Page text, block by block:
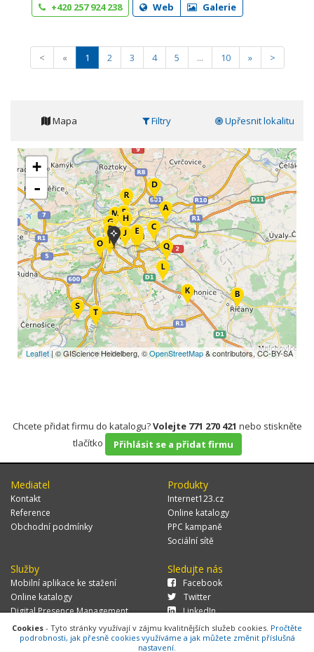
+420 257 924 238
Web Galerie
< « 1 2 3 4 5 ... 10 » >
Mapa Filtry Upřesnit lokalitu
+
-
Leaflet| © GIScience Heidelberg, ©OpenStreetMap& contributors, CC-BY-SA
Chcete přidat firmu do katalogu?Volejte 771 270 421 nebo stiskněte
tlačítko
Přihlásit se a přidat firmu
Mediatel
Kontakt
Reference
Obchodní podmínky
Produkty
Internet123.cz
Online katalogy
PPC kampaně
Sociální sítě
Služby
Mobilní aplikace ke stažení
Online katalogy
Digital Presence Management
Více zákazníků
Sledujte nás
Facebook
Twitter
LinkedIn
Cookies - Tyto stránky využívají v zájmu kvalitnějších služeb cookies. Pročtěte
podrobnosti, jak přesně cookies využíváme a jak můžete změnit příslušná
nastavení.